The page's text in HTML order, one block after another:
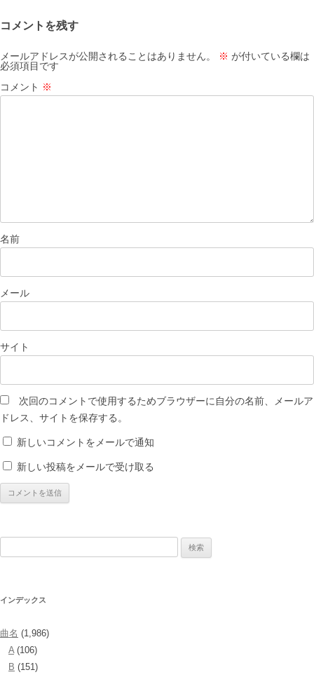
ー
シ
ョ
ン
コメントを残す
メールアドレスが公開されることはありません。 ※ が付いている欄は
必須項目です
コメント ※
名前
メール
サイト
次回のコメントで使用するためブラウザーに自分の名前、メールア
ドレス、サイトを保存する。
新しいコメントをメールで通知
新しい投稿をメールで受け取る
インデックス
曲名 (1,986)
A (106)
B (151)